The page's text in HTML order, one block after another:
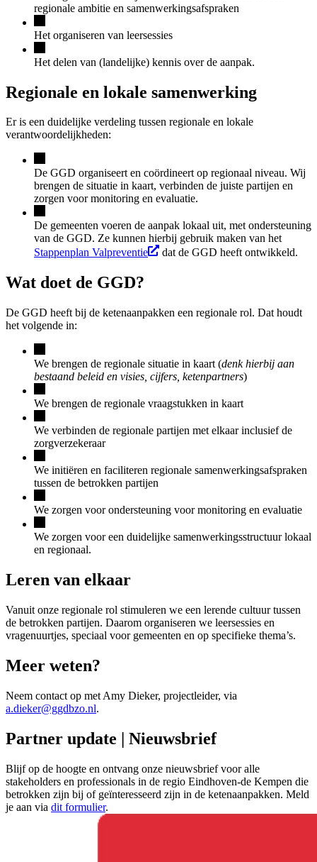
regionale ambitie en samenwerkingsafspraken
Het organiseren van leersessies
Het delen van (landelijke) kennis over de aanpak.
Regionale en lokale samenwerking
Er is een duidelijke verdeling tussen regionale en lokale
verantwoordelijkheden:
De GGD organiseert en coördineert op regionaal niveau. Wij
brengen de situatie in kaart, verbinden de juiste partijen en
zorgen voor monitoring en evaluatie.
De gemeenten voeren de aanpak lokaal uit, met ondersteuning
van de GGD. Ze kunnen hierbij gebruik maken van het
Stappenplan Valpreventie
dat de GGD heeft ontwikkeld.
Wat doet de GGD?
De GGD heeft bij de ketenaanpakken een regionale rol. Dat houdt
het volgende in:
We brengen de regionale situatie in kaart (denk hierbij aan
bestaand beleid en visies, cijfers, ketenpartners)
We brengen de regionale vraagstukken in kaart
We verbinden de regionale partijen met elkaar inclusief de
zorgverzekeraar
We initiëren en faciliteren regionale samenwerkingsafspraken
tussen de betrokken partijen
We zorgen voor ondersteuning voor monitoring en evaluatie
We zorgen voor een duidelijke samenwerkingsstructuur lokaal
en regionaal.
Leren van elkaar
Vanuit onze regionale rol stimuleren we een lerende cultuur tussen
de betrokken partijen. Daarom organiseren we leersessies en
vragenuurtjes, speciaal voor gemeenten en op specifieke thema’s.
Meer weten?
Neem contact op met Amy Dieker, projectleider, via
a.dieker@ggdbzo.nl.
Partner update | Nieuwsbrief
Blijf op de hoogte en ontvang onze nieuwsbrief voor alle
stakeholders en professionals in de regio Eindhoven-de Kempen die
betrokken zijn bij of geïnteresseerd zijn in de ketenaanpakken. Meld
je aan via dit formulier.